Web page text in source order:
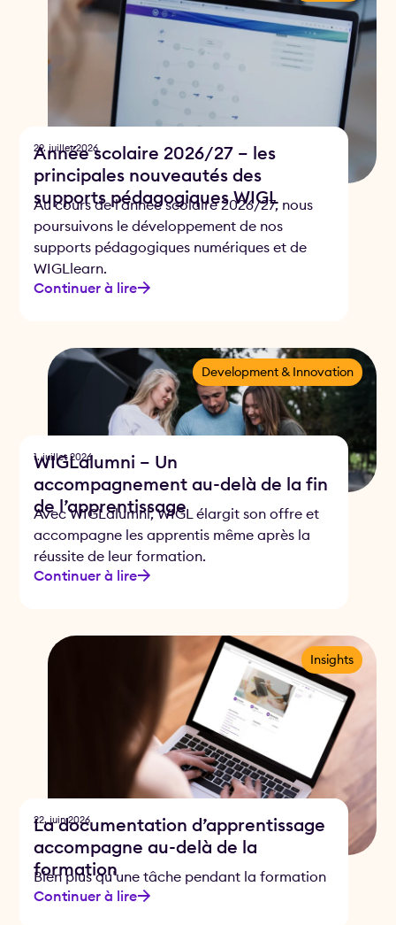
29. juillet 2026
Année scolaire 2026/27 – les
principales nouveautés des
supports pédagogiques WIGL
Au cours de l’année scolaire 2026/27, nous
poursuivons le développement de nos
supports pédagogiques numériques et de
WIGLlearn.
Continuer à lire
Development & Innovation
1. juillet 2026
WIGLalumni – Un
accompagnement au-delà de la fin
de l’apprentissage
Avec WIGLalumni, WIGL élargit son offre et
accompagne les apprentis même après la
réussite de leur formation.
Continuer à lire
Insights
22. juin 2026
La documentation d’apprentissage
accompagne au-delà de la
formation
Bien plus qu’une tâche pendant la formation
Continuer à lire